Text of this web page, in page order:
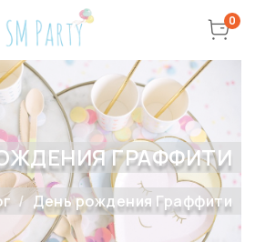
0
ГРАФФИТИ
День рождения Граффити